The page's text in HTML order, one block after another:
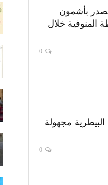
بأشمون
المنوفية خلال
البيطرية مجهولة